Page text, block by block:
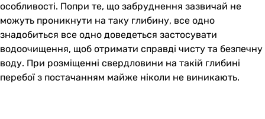
особливості. Попри те, що забруднення зазвичай не
можуть проникнути на таку глибину, все одно
знадобиться все одно доведеться застосувати
водоочищення, щоб отримати справді чисту та безпечну
воду. При розміщенні свердловини на такій глибині
перебої з постачанням майже ніколи не виникають.